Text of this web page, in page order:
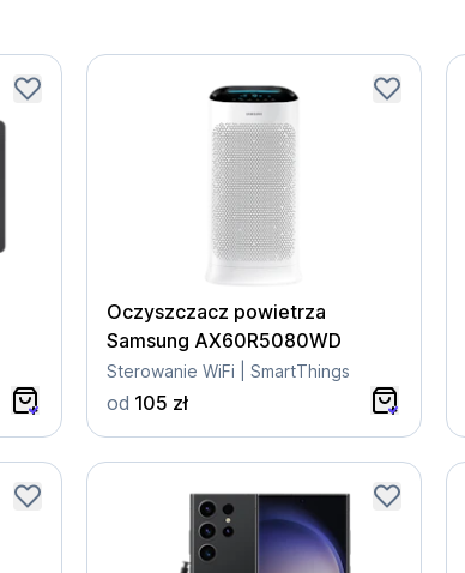
Oczyszczacz powietrza
Samsung AX60R5080WD
Sterowanie WiFi | SmartThings
od 105 zł